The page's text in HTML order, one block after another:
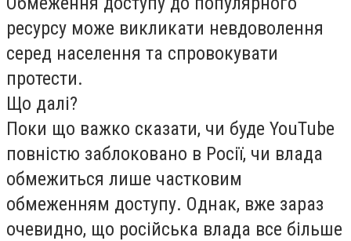
ресурсу може викликати невдоволення
серед населення та спровокувати
протести.
Що далі?
Поки що важко сказати, чи буде YouTube
повністю заблоковано в Росії, чи влада
обмежиться лише частковим
обмеженням доступу. Однак, вже зараз
очевидно, що російська влада все більше